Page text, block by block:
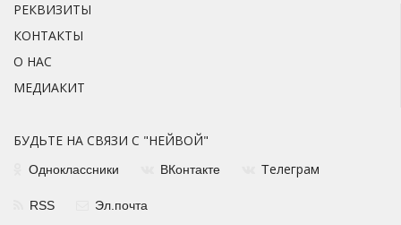
РЕКВИЗИТЫ
КОНТАКТЫ
О НАС
МЕДИАКИТ
БУДЬТЕ НА СВЯЗИ С "НЕЙВОЙ"
Одноклассники ВКонтакте Телеграм
RSS Эл.почта